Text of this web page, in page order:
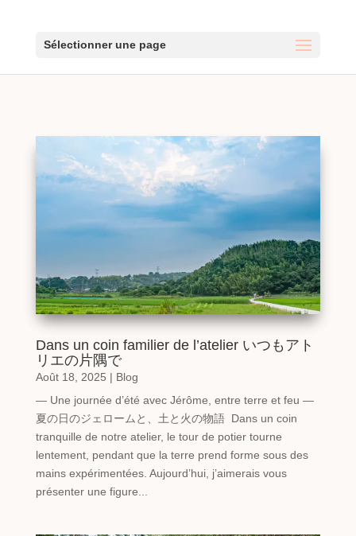
Sélectionner une page
Dans un coin familier de l’atelier いつもアト
リエの片隅で
Août 18, 2025 | Blog
— Une journée d’été avec Jérôme, entre terre et feu —
夏の日のジェロームと、土と火の物語 Dans un coin
tranquille de notre atelier, le tour de potier tourne
lentement, pendant que la terre prend forme sous des
mains expérimentées. Aujourd’hui, j’aimerais vous
présenter une figure...